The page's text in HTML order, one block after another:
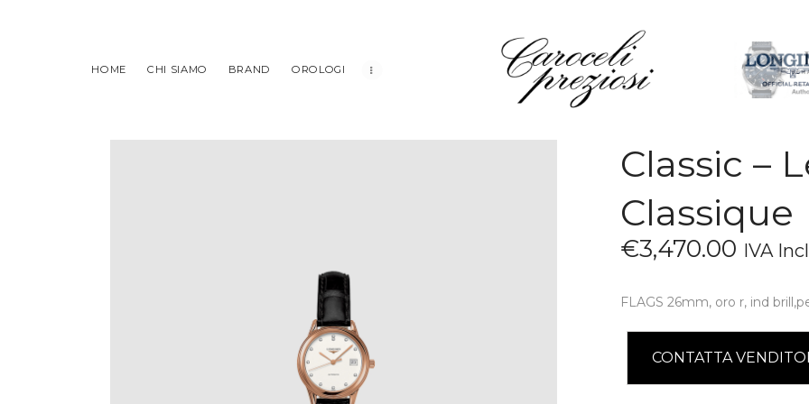
HOME CHI SIAMO BRAND OROLOGI
CHI SIAMO
BRAND
GIOIELLI
CONTATTI
Classic –
Classique
€3,470.00 IVA
FLAGS 26mm, oro r, ind
CONTATTA